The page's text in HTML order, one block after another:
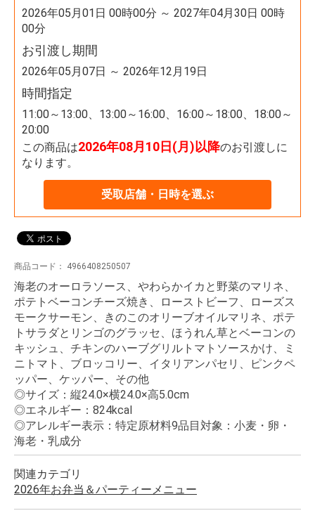
受取店舗・日時を選ぶ
2026年05月01日 00時00分 ～ 2027年04月30日 00時
00分
お引渡し期間
2026年05月07日 ～ 2026年12月19日
時間指定
11:00～13:00、13:00～16:00、16:00～18:00、18:00～
20:00
この商品は2026年08月10日(月)以降のお引渡しに
なります。
商品コード： 4966408250507
海老のオーロラソース、やわらかイカと野菜のマリネ、
ポテトベーコンチーズ焼き、ローストビーフ、ローズス
モークサーモン、きのこのオリーブオイルマリネ、ポテ
トサラダとリンゴのグラッセ、ほうれん草とベーコンの
キッシュ、チキンのハーブグリルトマトソースかけ、ミ
ニトマト、ブロッコリー、イタリアンパセリ、ピンクペ
ッパー、ケッパー、その他
◎サイズ：縦24.0×横24.0×高5.0cm
◎エネルギー：824kcal
◎アレルギー表示：特定原材料9品目対象：小麦・卵・
海老・乳成分
関連カテゴリ
2026年お弁当＆パーティーメニュー